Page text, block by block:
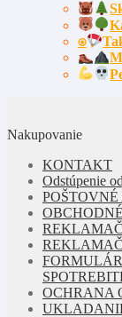
⍟
Nakupovanie
KONTAKT
Odstúpenie
POŠTOVNÉ
OCHRANA